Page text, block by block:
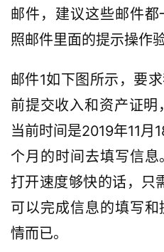
邮件，建议这些邮件
照邮件里面的提示操作
邮件1如下图所示，要
前提交收入和资产证明
当前时间是2019年11月
个月的时间去填写信
打开速度够快的话，只
可以完成信息的填写
情而已。